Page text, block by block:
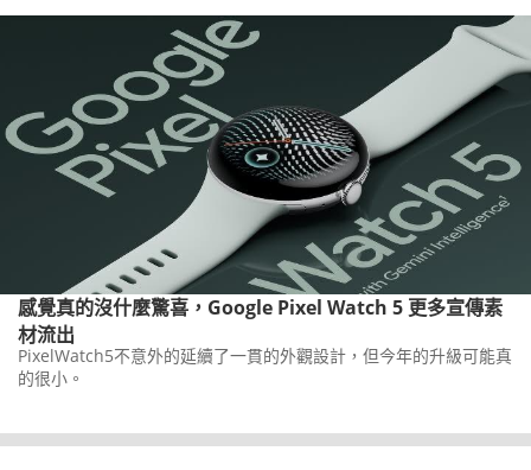
感覺真的沒什麼驚喜，Google Pixel Watch 5 更多宣傳素
材流出
PixelWatch5不意外的延續了一貫的外觀設計，但今年的升級可能真
的很小。